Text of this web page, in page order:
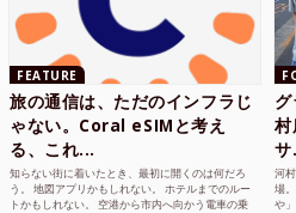
FEATURE
旅の通信は、ただのインフラじ
ゃない。Coral eSIMと考え
る、これ...
知らない街に着いたとき、最初に開くのは何だろ
う。 地図アプリかもしれない。 ホテルまでのルー
トかもしれない。 空港から市内へ向かう電車の乗
サ
河
場
や